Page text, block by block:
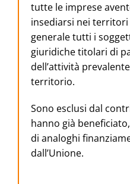
tutte le imprese
insediarsi nei territori
generale tutti i
giuridiche titolari di
dell’attività
territorio.
Sono esclusi dal
hanno già
di analoghi
dall’Unione.